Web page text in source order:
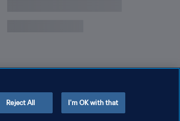
Reject All I'm OK with that